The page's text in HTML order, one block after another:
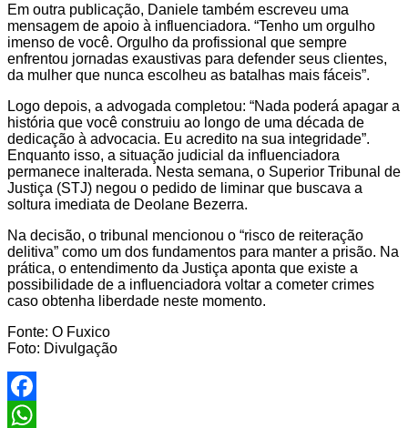
Em outra publicação, Daniele também escreveu uma
mensagem de apoio à influenciadora. “Tenho um orgulho
imenso de você. Orgulho da profissional que sempre
enfrentou jornadas exaustivas para defender seus clientes,
da mulher que nunca escolheu as batalhas mais fáceis”.
Logo depois, a advogada completou: “Nada poderá apagar a
história que você construiu ao longo de uma década de
dedicação à advocacia. Eu acredito na sua integridade”.
Enquanto isso, a situação judicial da influenciadora
permanece inalterada. Nesta semana, o Superior Tribunal de
Justiça (STJ) negou o pedido de liminar que buscava a
soltura imediata de Deolane Bezerra.
Na decisão, o tribunal mencionou o “risco de reiteração
delitiva” como um dos fundamentos para manter a prisão. Na
prática, o entendimento da Justiça aponta que existe a
possibilidade de a influenciadora voltar a cometer crimes
caso obtenha liberdade neste momento.
Fonte: O Fuxico
Foto: Divulgação
Facebook